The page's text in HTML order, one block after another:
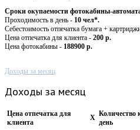
Сроки окупаемости фотокабины-
Проходимость в день - 10 чел*.
Себестоимость отпечатка бумага +
Цена отпечатка для клиента - 200 р.
Цена фотокабины - 188900 р.
Доходы за месяц
Доходы за месяц
Цена отпечатка для
клиента
X Количество
день